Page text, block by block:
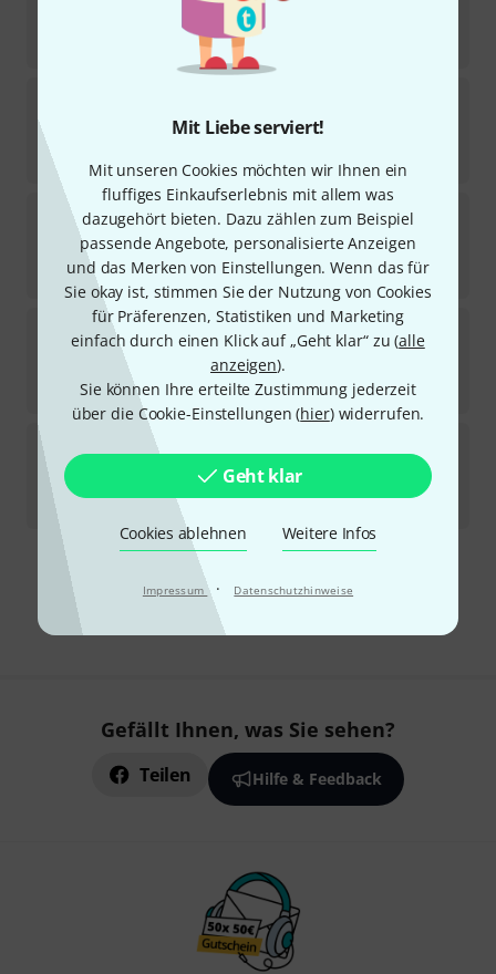
Mit Liebe serviert!
Mit unseren Cookies möchten wir Ihnen ein
fluffiges Einkaufserlebnis mit allem was
dazugehört bieten. Dazu zählen zum Beispiel
passende Angebote, personalisierte Anzeigen
und das Merken von Einstellungen. Wenn das für
Sie okay ist, stimmen Sie der Nutzung von Cookies
für Präferenzen, Statistiken und Marketing
einfach durch einen Klick auf „Geht klar“ zu (alle
anzeigen).
Sie können Ihre erteilte Zustimmung jederzeit
über die Cookie-Einstellungen (hier) widerrufen.
Geht klar
Cookies ablehnen Weitere Infos
Impressum · Datenschutzhinweise
253
Sofort lieferbar
188
Sofort lieferbar
1,40€
Göldo ELK5B for Toggle Switch
Sofort lieferbar
0,90€
Göldo ELK3B
105
Sofort lieferbar
1,10 €
Göldo
Sofort lieferbar
1,10€
Kostenloser Versand ab 29 €
Alle Preise inkl. MwSt.
Gefällt Ihnen, was Sie sehen?
Teilen Hilfe & Feedback